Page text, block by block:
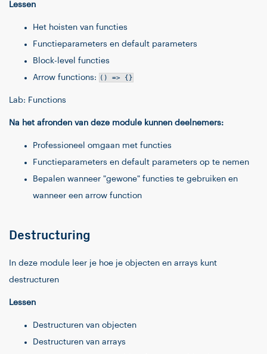
Lessen
Het hoisten van functies
Functieparameters en default parameters
Block-level functies
Arrow functions: () => {}
Lab: Functions
Na het afronden van deze module kunnen deelnemers:
Professioneel omgaan met functies
Functieparameters en default parameters op te nemen
Bepalen wanneer "gewone" functies te gebruiken en
wanneer een arrow function
Destructuring
In deze module leer je hoe je objecten en arrays kunt
destructuren
Lessen
Destructuren van objecten
Destructuren van arrays